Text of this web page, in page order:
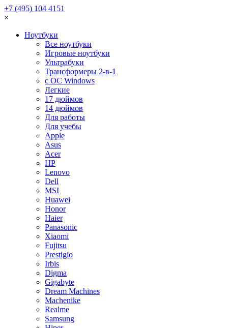
+7 (495) 104 4151
×
Ноутбуки
Все ноутбуки
Игровые ноутбуки
Ультрабуки
Трансформеры 2-в-1
с ОС Windows
Легкие
17 дюймов
14 дюймов
Для работы
Для учебы
Apple
Asus
Acer
HP
Lenovo
Dell
MSI
Huawei
Honor
Haier
Panasonic
Xiaomi
Fujitsu
Prestigio
Irbis
Digma
Gigabyte
Dream Machines
Machenike
Realme
Samsung